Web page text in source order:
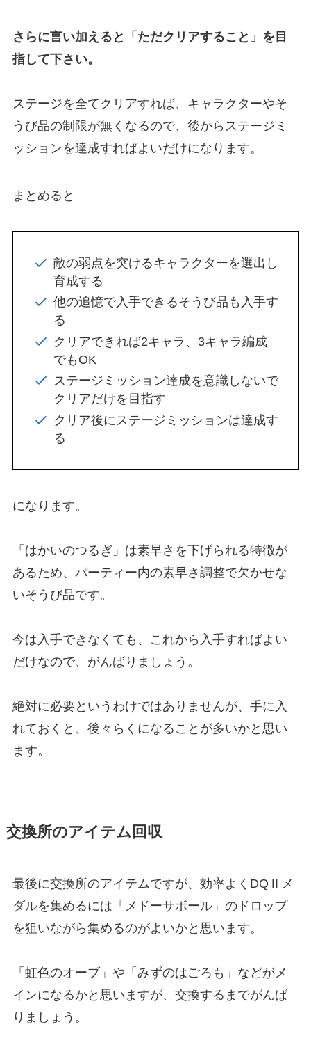
さらに言い加えると「ただクリアすること」を目
指して下さい。
ステージを全てクリアすれば、キャラクターやそ
うび品の制限が無くなるので、後からステージミ
ッションを達成すればよいだけになります。
まとめると
敵の弱点を突けるキャラクターを選出し
育成する
他の追憶で入手できるそうび品も入手す
る
クリアできれば2キャラ、3キャラ編成
でもOK
ステージミッション達成を意識しないで
クリアだけを目指す
クリア後にステージミッションは達成す
る
になります。
「はかいのつるぎ」は素早さを下げられる特徴が
あるため、パーティー内の素早さ調整で欠かせな
いそうび品です。
今は入手できなくても、これから入手すればよい
だけなので、がんばりましょう。
絶対に必要というわけではありませんが、手に入
れておくと、後々らくになることが多いかと思い
ます。
交換所のアイテム回収
最後に交換所のアイテムですが、効率よくDQⅡメ
ダルを集めるには「メドーサボール」のドロップ
を狙いながら集めるのがよいかと思います。
「虹色のオーブ」や「みずのはごろも」などがメ
インになるかと思いますが、交換するまでがんば
りましょう。